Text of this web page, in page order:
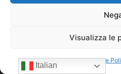
Visualizza le
Cookie
Italian